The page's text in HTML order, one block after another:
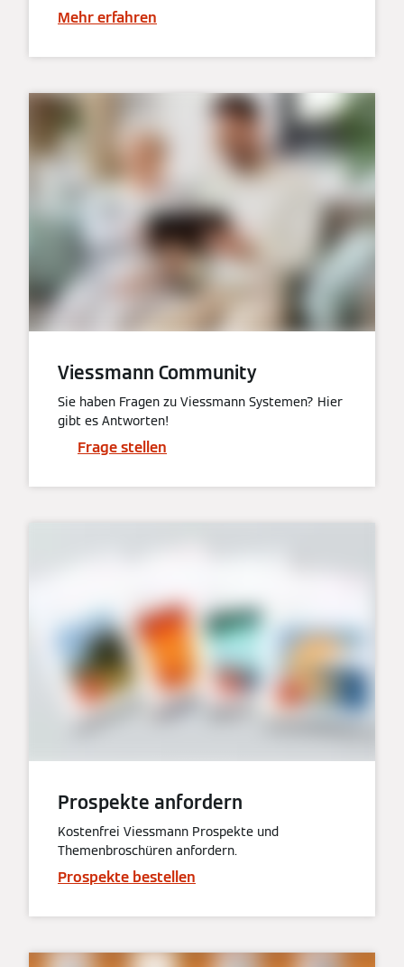
Mehr erfahren
Viessmann Community
Sie haben Fragen zu Viessmann Systemen? Hier
gibt es Antworten!
Frage stellen
Prospekte anfordern
Kostenfrei Viessmann Prospekte und
Themenbroschüren anfordern.
Prospekte bestellen